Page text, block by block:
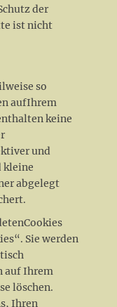
der
ist nicht
so
aufIhrem
keine
und
kleine
abgelegt
Sie werden
auf Ihrem
löschen.
Ihren